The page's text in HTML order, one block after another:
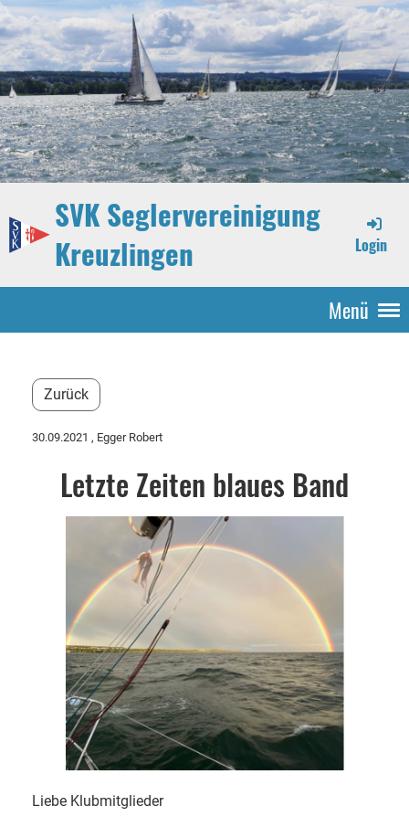
SVK Seglervereinigung
Kreuzlingen
Login
Menü
Zurück
30.09.2021 , Egger Robert
Letzte Zeiten blaues Band
Liebe Klubmitglieder